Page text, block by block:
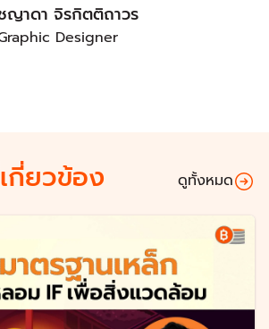
ญาดา จิรกิตติถาวร
Designer
กี่ยวข้อง ดูทั้งหมด